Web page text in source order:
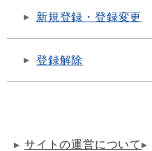
新規登録・登録変更
登録解除
サイトの運営について